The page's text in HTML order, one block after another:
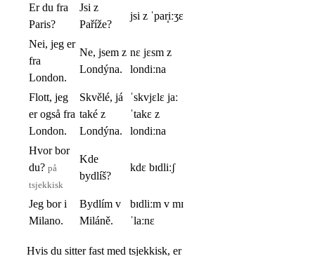
Er du fra
Paris?
Jsi z
Paříže?
jsi z ˈpar̝iːʒɛ
Nei, jeg er
fra
London.
Ne, jsem z
Londýna.
nɛ jɛsm z
londiːna
Flott, jeg
er også fra
London.
Skvělé, já
také z
Londýna.
ˈskvjɛlɛ jaː
ˈtakɛ z
londiːna
Hvor bor
du? på
tsjekkisk
Kde
bydlíš?
kdɛ bɪdliːʃ
Jeg bor i
Milano.
Bydlím v
Miláně.
bɪdliːm v mɪ
ˈlaːnɛ
Hvis du sitter fast med tsjekkisk, er